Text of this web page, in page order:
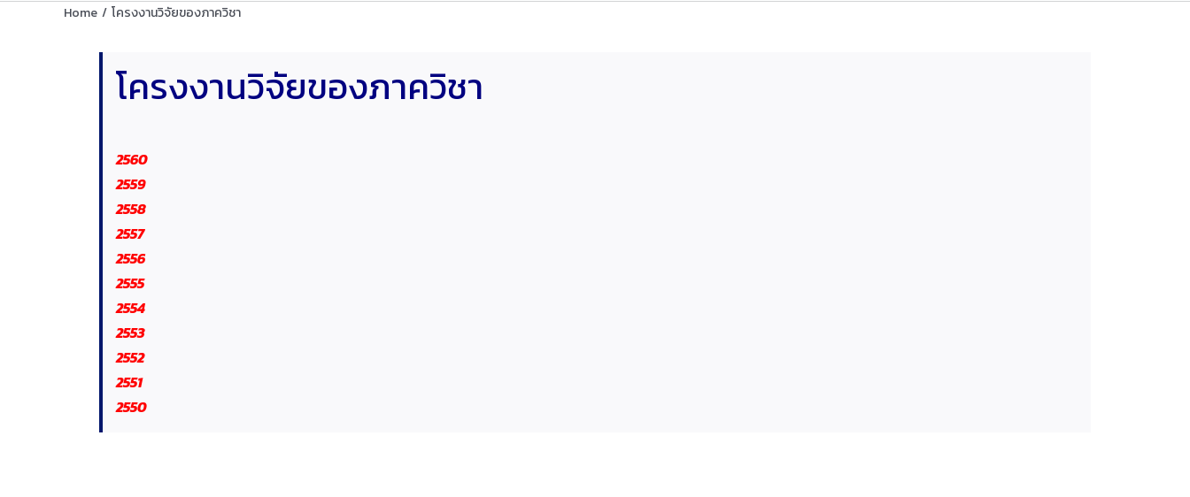
Home / โครงงานวิจัยของภาควิชา
โครงงานวิจัยของภาควิชา
2560
2559
2558
2557
2556
2555
2554
2553
2552
2551
2550